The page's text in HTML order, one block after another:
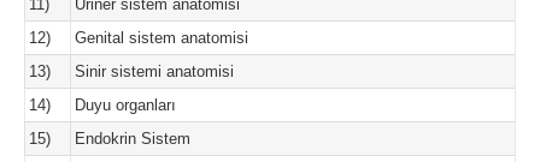
11)
Üriner sistem anatomisi
12)
Genital sistem anatomisi
13)
Sinir sistemi anatomisi
14)
Duyu organları
15)
Endokrin Sistem